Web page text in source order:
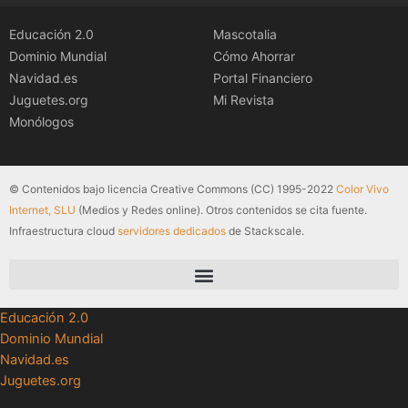
Educación 2.0
Dominio Mundial
Navidad.es
Juguetes.org
Monólogos
Mascotalia
Cómo Ahorrar
Portal Financiero
Mi Revista
© Contenidos bajo licencia Creative Commons (CC) 1995-2022 Color Vivo
Internet, SLU (Medios y Redes online). Otros contenidos se cita fuente.
Infraestructura cloud servidores dedicados de Stackscale.
Educación 2.0
Dominio Mundial
Navidad.es
Juguetes.org